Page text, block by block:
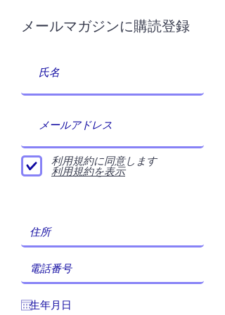
メールマガジンに購読登録
利用規約に同意します
利用規約を表示